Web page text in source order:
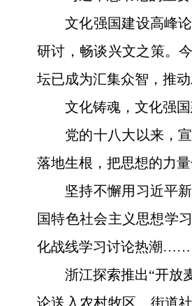
文化强国建设高峰
研讨，畅谈兴文之策。
坛已成为汇集众智，推动
文化铸魂，文化强
党的十八大以来，
落地生根，把思想的力
坚持不懈用习近平
国特色社会主义思想学
化战线学习讨论热潮……
浙江探索推出“开放
论送入农村牧区、街道